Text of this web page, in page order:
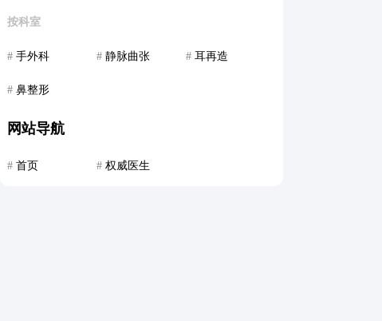
按科室
# 手外科 # 静脉曲张 # 耳再造
# 鼻整形
网站导航
# 首页 # 权威医生